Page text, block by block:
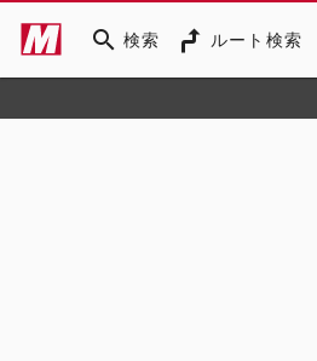
search 検索 ルート検索